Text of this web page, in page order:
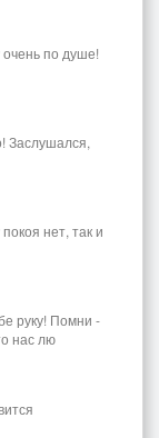
по душе!
Заслушался,
нет, так и
руку! Помни -
нас лю